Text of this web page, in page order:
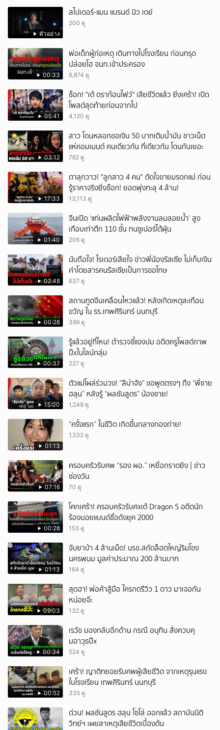
ตัวอย่าง
สไปเดอร์-แมน แบรนด์ นิว เดย์
200 ดู
00:33
พ่อเด็กผู้ก่อเหตุ เดินทางไปโรงเรียน ก่อนทรุด
ปล่อยโฮ จนท.เข้าประครอง
6,874 ดู
05:41
ช็อก! "เต้ ดราก้อนไฟว์" เสียชีวิตแล้ว ยิ่งเศร้า! เปิด
โพสต์สุดท้ายก่อนจากไป
4,120 ดู
03:12
สาว โดนหลอกขอเงิน 50 บาทเติมน้ำมัน ชาวเน็ต
แห่คอมเมนต์ คนเดียวกัน ที่เดียวกัน โดนกันเยอะ
762 ดู
17:33
ตาลุกวาว! "ลูกสาว 4 คน" ตัดใจขายมรดกแม่ ก่อน
รู้ราคาจริงยิ่งช็อก! ยอดพุ่งทะลุ 4 ล้าน!
13,113 ดู
01:40
จีนเปิด ‘แท่นผลิตไฟฟ้าพลังงานลมลอยน้ำ’ สูง
เกือบเท่าตึก 110 ชั้น ทนซูเปอร์ไต้ฝุ่น
206 ดู
02:48
นับถือใจ! ไรเดอร์เสียใจ ข่าวพี่น้องรัสเซีย ไม่เก็บเงิน
ค่าโดยสารคนรัสเซียเป็นการขอโทษ
637 ดู
00:28
สถานทูตจีนเคลื่อนไหวแล้ว! หลังเกิดเหตุสะเทือน
ขวัญ ใน รร.เทพศิรินทร์ นนทบุรี
399 ดู
00:37
รู้แล้วอยู่ที่ไหน! ตำรวจชี้แจงปม อดีตครูโพสต์ภาพ
ปืxในไลน์กลุ่ม
227 ดู
15:00
ตัวแม่โผล่ร่วมวง! “ลีน่าจัง” ขอพูดตรงๆ ถึง “พี่ชาย
ฮลุน” หลังรู้ “ผลชันสูตร” น้องชาย!
1,249 ดู
01:13
“ครั้งแรก” ในชีวิต เกิดขึ้นกลางกองถ่าย!
1,532 ดู
07:16
ครอบครัวรับศพ “รอง ผอ.” เหยื่อกราดยิง | ข่าว
ช่องวัน
70 ดู
00:28
โศกเศร้า! ครอบครัวรับศxเต้ Dragon 5 อดีตนัก
ร้องบอยแบนด์ชื่อดังยุค 2000
153 ดู
01:13
จับยาบ้า 4 ล้านเม็ด! นรข.สกัดล็อตใหญ่ริมโขง
นครพนม มูลค่าประมาณ 200 ล้านบาท
164 ดู
09:03
สุดฮา! พ่อค้าสู้มือ ใครกดรีวิว 1 ดาว มาเจอกัน
หน่อยจ๊ะ
132 ดู
00:34
เรวัช มองกลับอีกด้าน กรณี อนุทิน สั่งควบคุ
มอาวุธปืx
524 ดู
00:52
เศร้า! ญาติทยอยรับศพผู้เสียชีวิต จากเหตุรุนแรง
ในโรงเรียน เทพศิรินทร์ นนทบุรี
335 ดู
ด่วน! ผลชันสูตร ฮลุน โซโล่ ออกแล้ว สถาบันนิติ
วิทย์ฯ เผยสาเหตุเสียชีวิตเบื้องต้น